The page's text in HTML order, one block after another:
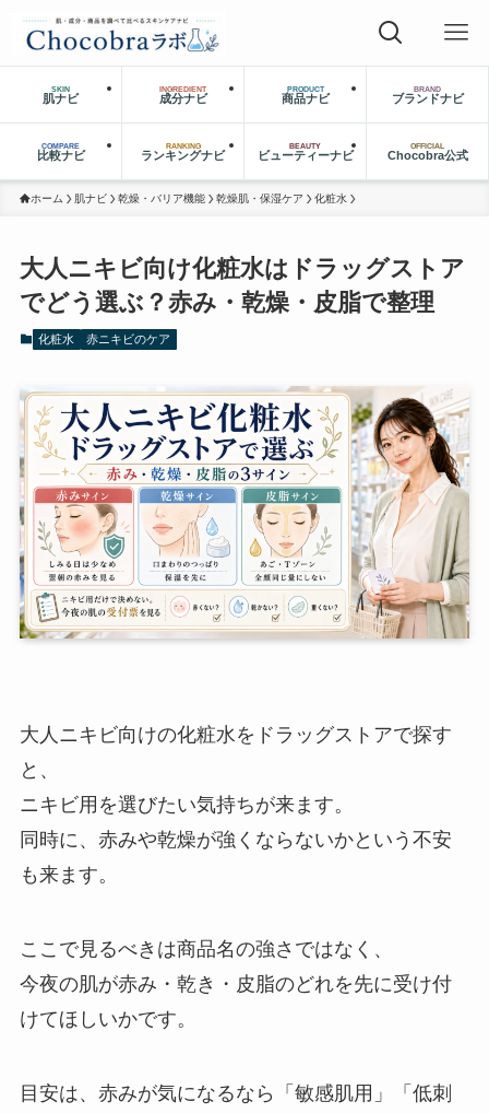
SKIN
肌ナビ
INGREDIENT
成分ナビ
PRODUCT
商品ナビ
BRAND
ブランドナビ
COMPARE
比較ナビ
RANKING
ランキングナビ
BEAUTY
ビューティーナビ
OFFICIAL
Chocobra公式
ホーム 肌ナビ 乾燥・バリア機能 乾燥肌・保湿ケア 化粧水
大人ニキビ向け化粧水はドラッグストア
でどう選ぶ？赤み・乾燥・皮脂で整理
化粧水 赤ニキビのケア
大人ニキビ向けの化粧水をドラッグストアで探す
と、
ニキビ用を選びたい気持ちが来ます。
同時に、赤みや乾燥が強くならないかという不安
も来ます。
ここで見るべきは商品名の強さではなく、
今夜の肌が赤み・乾き・皮脂のどれを先に受け付
けてほしいかです。
目安は、赤みが気になるなら「敏感肌用」「低刺